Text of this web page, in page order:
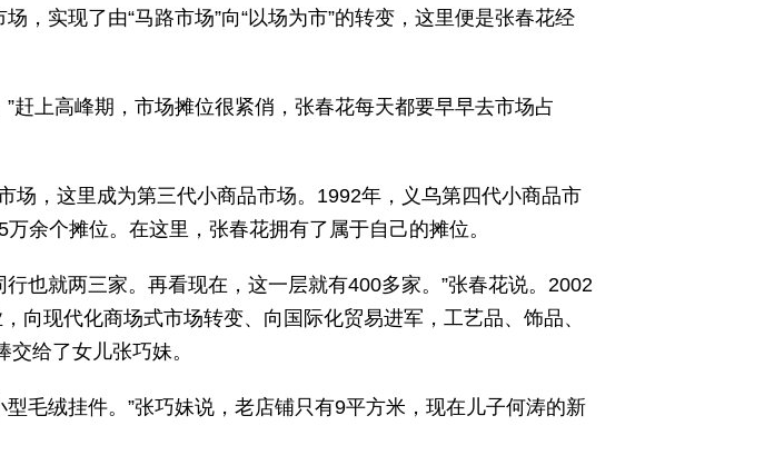
，实现了由“马路市场”向“以场为市”的转变，这里便是张春花经
赶上高峰期，市场摊位很紧俏，张春花每天都要早早去市场占
场，这里成为第三代小商品市场。1992年，义乌第四代小商品市
个摊位。在这里，张春花拥有了属于自己的摊位。
也就两三家。再看现在，这一层就有400多家。”张春花说。2002
现代化商场式市场转变、向国际化贸易进军，工艺品、饰品、
给了女儿张巧妹。
毛绒挂件。”张巧妹说，老店铺只有9平方米，现在儿子何涛的新